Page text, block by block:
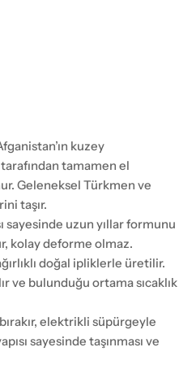
kuzey
tamamen el
Geleneksel Türkmen ve
taşır.
sayesinde uzun yıllar formunu
kolay deforme olmaz.
doğal ipliklerle üretilir.
ve bulunduğu ortama sıcaklık
elektrikli süpürgeyle
sayesinde taşınması ve